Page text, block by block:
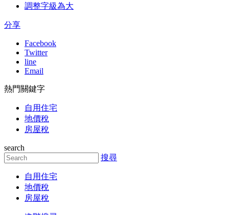
調整字級為大
分享
Facebook
Twitter
line
Email
熱門關鍵字
自用住宅
地價稅
房屋稅
search
搜尋
自用住宅
地價稅
房屋稅